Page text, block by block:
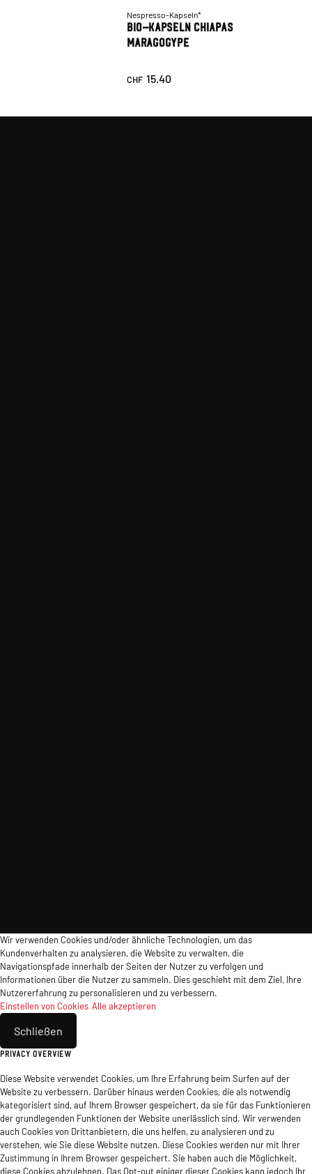
Nespresso-Kapseln*
Bio-Kapseln Chiapas
Maragogype
CHF 15.40
Wir verwenden Cookies und/oder ähnliche Technologien, um das
Kundenverhalten zu analysieren, die Website zu verwalten, die
Navigationspfade innerhalb der Seiten der Nutzer zu verfolgen und
Informationen über die Nutzer zu sammeln. Dies geschieht mit dem Ziel, Ihre
Nutzererfahrung zu personalisieren und zu verbessern.
Einstellen von Cookies Alle akzeptieren
Schließen
Privacy Overview
Diese Website verwendet Cookies, um Ihre Erfahrung beim Surfen auf der
Website zu verbessern. Darüber hinaus werden Cookies, die als notwendig
kategorisiert sind, auf Ihrem Browser gespeichert, da sie für das Funktionieren
der grundlegenden Funktionen der Website unerlässlich sind. Wir verwenden
auch Cookies von Drittanbietern, die uns helfen, zu analysieren und zu
verstehen, wie Sie diese Website nutzen. Diese Cookies werden nur mit Ihrer
Zustimmung in Ihrem Browser gespeichert. Sie haben auch die Möglichkeit,
diese Cookies abzulehnen. Das Opt-out einiger dieser Cookies kann jedoch Ihr